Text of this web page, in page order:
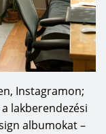
Instagramon;
lakberendezési
albumokat –